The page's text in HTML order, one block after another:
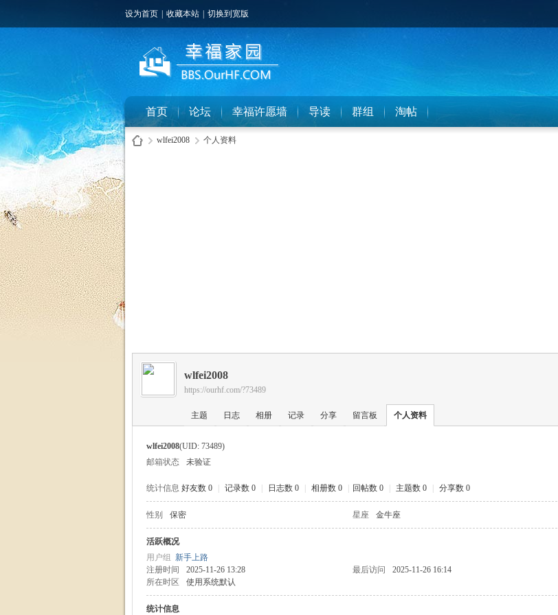
设为首页 收藏本站 切换到宽版
首页 论坛 幸福许愿墙 导读 群组 淘帖
wlfei2008 个人资料
wlfei2008
https://ourhf.com/?73489
主题 日志 相册 记录 分享 留言板 个人资料
wlfei2008(UID: 73489)
邮箱状态
未验证
统计信息 好友数 0 记录数 0 日志数 0 相册数 0 回帖数 0 主题数 0 分享数 0
性别 保密 星座 金牛座
活跃概况
用户组 新手上路
注册时间
2025-11-26 13:28 最后访问 2025-11-26 16:14
所在时区
使用系统默认
统计信息